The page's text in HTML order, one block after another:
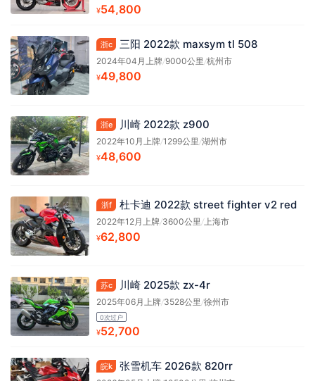
¥54,800
浙c 三阳 2022款 maxsym tl 508
2024年04月上牌/9000公里 /杭州市
¥49,800
浙e 川崎 2022款 z900
2022年10月上牌/1299公里 /湖州市
¥48,600
浙f 杜卡迪 2022款 street fighter v2 red
2022年12月上牌/3600公里 /上海市
¥62,800
苏c 川崎 2025款 zx-4r
2025年06月上牌/3528公里 /徐州市
0次过户
¥52,700
皖k 张雪机车 2026款 820rr